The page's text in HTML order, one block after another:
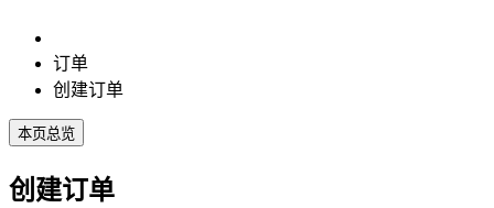
订单
创建订单
本页总览
创建订单